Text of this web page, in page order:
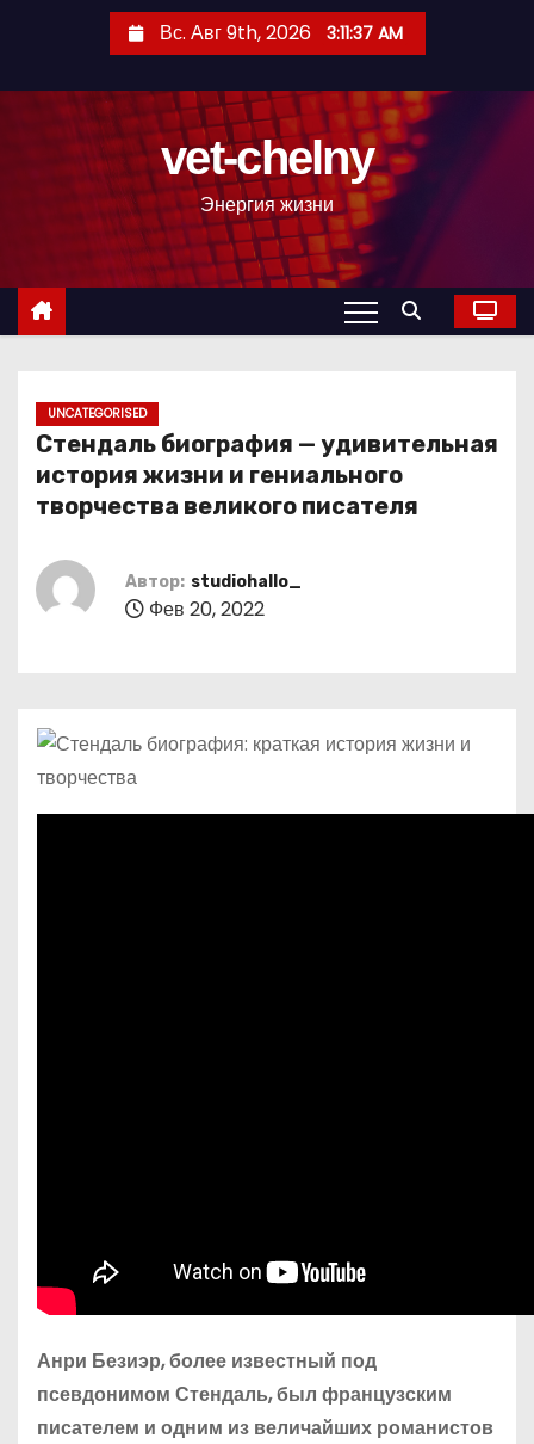
с
Вс. Авг 9th, 2026 3:11:38 AM
vet-chelny
Энергия жизни
UNCATEGORISED
Стендаль биография — удивительная
история жизни и гениального
творчества великого писателя
Автор: studiohallo_
Фев 20, 2022
Анри Безиэр, более известный под
псевдонимом Стендаль, был французским
писателем и одним из величайших романистов